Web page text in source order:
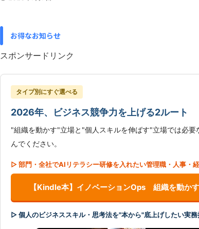
お得なお知らせ
スポンサードリンク
タイプ別にすぐ選べる
2026年、ビジネス競争力を上げる2ルート
"組織を動かす"立場と"個人スキルを伸ばす"立場では必
んでください。
▷ 部門・全社でAIリテラシー研修を入れたい管理職・人事・
【Kindle本】イノベーションOps 組織を動か
▷ 個人のビジネススキル・思考法を"本から"底上げしたい実務